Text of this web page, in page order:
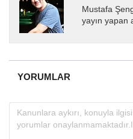
Mustafa
yayın yapan
almakta,
YORUMLAR